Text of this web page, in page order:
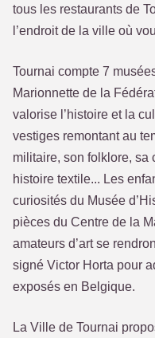
tous les restaurants de
l’endroit de la ville où
Tournai compte 7
Marionnette de la
valorise l’histoire et la
vestiges remontant au
militaire, son folklore, sa
histoire textile... Les
curiosités du Musée
pièces du Centre de la
amateurs d’art se
signé Victor Horta pour
exposés en Belgique.
La Ville de Tournai